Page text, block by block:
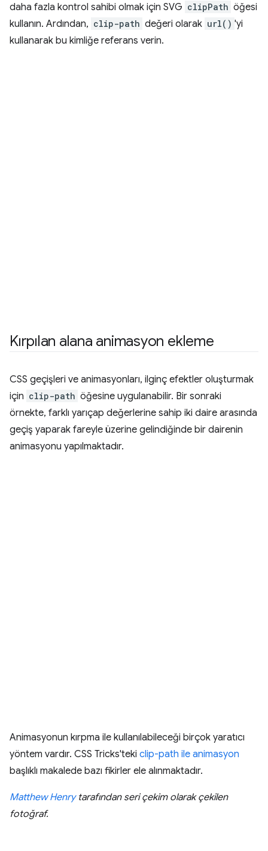
daha fazla kontrol sahibi olmak için SVG clipPath öğesi
kullanın. Ardından, clip-path değeri olarak url() 'yi
kullanarak bu kimliğe referans verin.
Kırpılan alana animasyon ekleme
CSS geçişleri ve animasyonları, ilginç efektler oluşturmak
için clip-path öğesine uygulanabilir. Bir sonraki
örnekte, farklı yarıçap değerlerine sahip iki daire arasında
geçiş yaparak fareyle üzerine gelindiğinde bir dairenin
animasyonu yapılmaktadır.
Animasyonun kırpma ile kullanılabileceği birçok yaratıcı
yöntem vardır. CSS Tricks'teki clip-path ile animasyon
başlıklı makalede bazı fikirler ele alınmaktadır.
Matthew Henrytarafından seri çekim olarak çekilen
fotoğraf.